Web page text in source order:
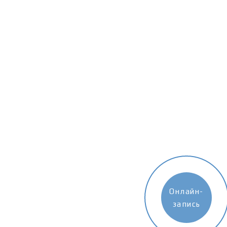
Онлайн-
запись